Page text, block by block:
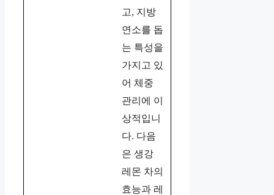
고, 지방
연소를 돕
는 특성을
가지고 있
어 체중
관리에 이
상적입니
다. 다음
은 생강
레몬 차의
효능과 레